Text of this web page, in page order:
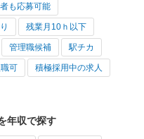
も応募可能
残業月10ｈ以下
管理職候補 駅チカ
可 積極採用中の求人
年収で探す